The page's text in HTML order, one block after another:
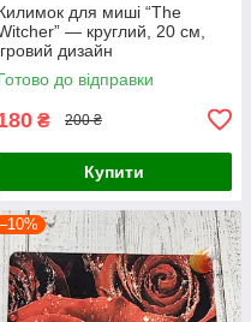
для миші “The
— круглий, 20 см,
дизайн
до відправки
₴ 200 ₴
Купити
–10%